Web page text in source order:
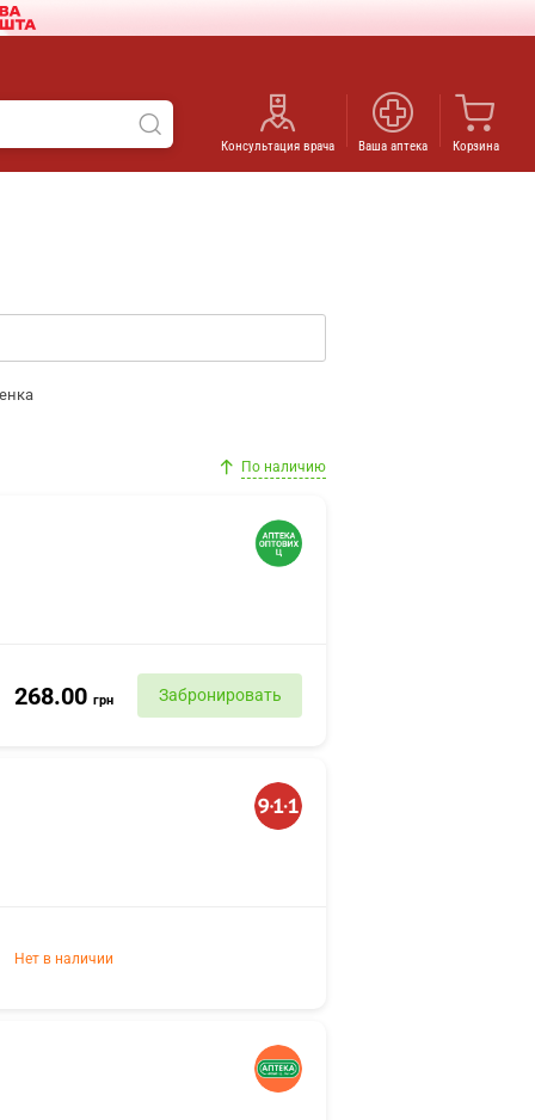
Консультация врача Ваша аптека Корзина
По наличию
268.00 грн Забронировать
Нет в наличии